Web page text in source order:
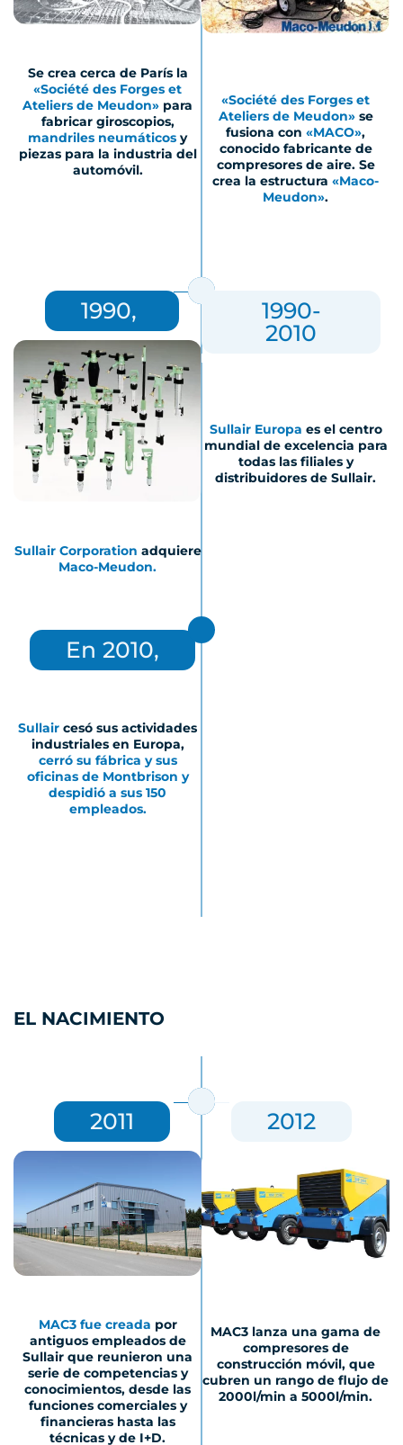
Se crea cerca de París la
«Société des Forges et
Ateliers de Meudon» para
fabricar giroscopios,
mandriles neumáticos y
piezas para la industria del
automóvil.
«Société des Forges et
Ateliers de Meudon»se
fusiona con «MACO»,
conocido fabricante de
compresores de aire. Se
crea la estructura «Maco-
Meudon».
1990,
Sullair Corporation adquiere
Maco-Meudon.
1990-
2010
Sullair Europa es el centro
mundial de excelencia para
todas las filiales y
distribuidores de Sullair.
En 2010,
Sullair cesó sus actividades
industriales en Europa,
cerró su fábrica y sus
oficinas de Montbrison y
despidió a sus 150
empleados.
EL NACIMIENTO
2011
MAC3 fue creada por
antiguos empleados de
Sullair que reunieron una
serie de competencias y
conocimientos, desde las
funciones comerciales y
financieras hasta las
técnicas y de I+D.
2012
MAC3 lanza una gama de
compresores de
construcción móvil, que
cubren un rango de flujo de
2000l/min a 5000l/min.